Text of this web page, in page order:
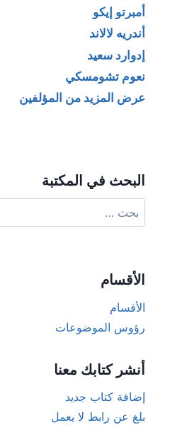
أمبرتو إيكو
أندريه لالاند
إدوارد سعيد
نعوم تشومسكي
عرض المزيد من المؤلفين
البحث في المكتبة
عن:
الأقسام
الأقسام
رؤوس الموضوعات
أنشر كتابك معنا
إضافة كتاب جديد
بلغ عن رابط لا يعمل